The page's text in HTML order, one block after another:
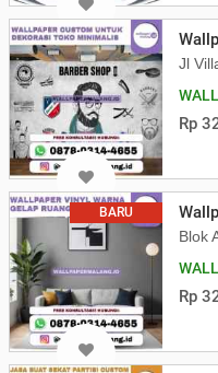
Jl
Rp
BARU
Blok
Rp